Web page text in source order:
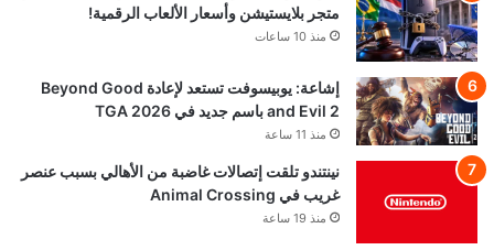
متجر بلايستيشن وأسعار الألعاب الرقمية!
منذ 10 ساعات
إشاعة: يوبيسوفت تستعد لإعادة Beyond Good
and Evil 2 باسم جديد في TGA 2026
منذ 11 ساعة
نينتندو تلقت إتصالات غاضبة من الأهالي بسبب عنصر
غريب في Animal Crossing
منذ 19 ساعة